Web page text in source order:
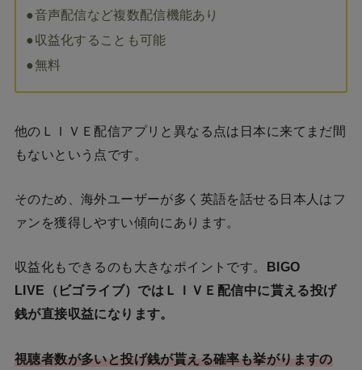
●音声配信など複数配信機能あり
●収益化することも可能
●無料
他のＬＩＶＥ配信アプリと異なる点は日本に来てまだ間
もないという点です。
そのため、海外ユーザーが多く英語を話せる日本人はフ
ァンを獲得しやすい傾向にあります。
収益化もできるのも大きなポイントです。 BIGO
LIVE（ビゴライブ）ではＬＩＶＥ配信中に貰える投げ
銭が直接収益になります。
視聴者数が多いと投げ銭が貰える確率も挙がりますの